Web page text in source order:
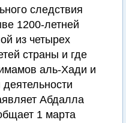
следствия
1200-летней
из четырех
страны и где
аль-Хади и
Абдалла
1 марта